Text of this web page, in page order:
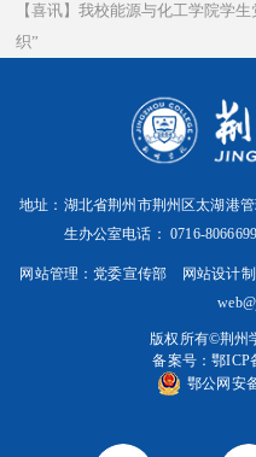
【喜讯】我校能源与化工学院学
织”
地址：湖北省荆州市荆州区太湖港
生办公室电话： 0716-
网站管理：党委宣传部 网站设计
版权所有©️荆州学
备案号：鄂ICP
鄂公网安